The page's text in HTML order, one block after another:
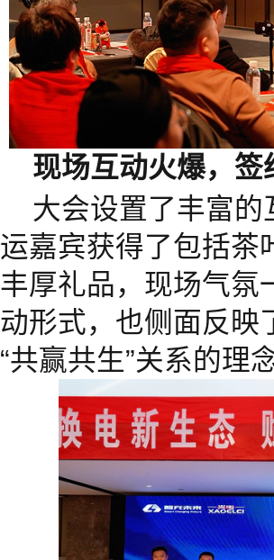
现场互动火爆，签
大会设置了丰富
运嘉宾获得了包括茶
丰厚礼品，现场气氛
动形式，也侧面反映
“共赢共生”关系的理念